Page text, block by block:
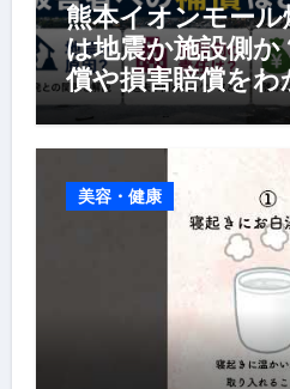
熊本イオンモール
は地震か施設側か
償や損害賠償を
美容・健康